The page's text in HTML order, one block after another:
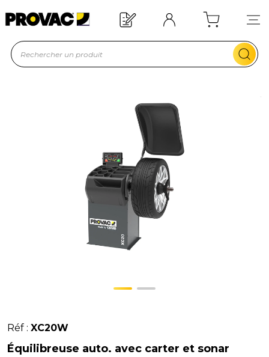
Offre de bienvenue : 20€ offerts !
En savoir plus
Réf : XC20W
Équilibreuse auto. avec carter et sonar